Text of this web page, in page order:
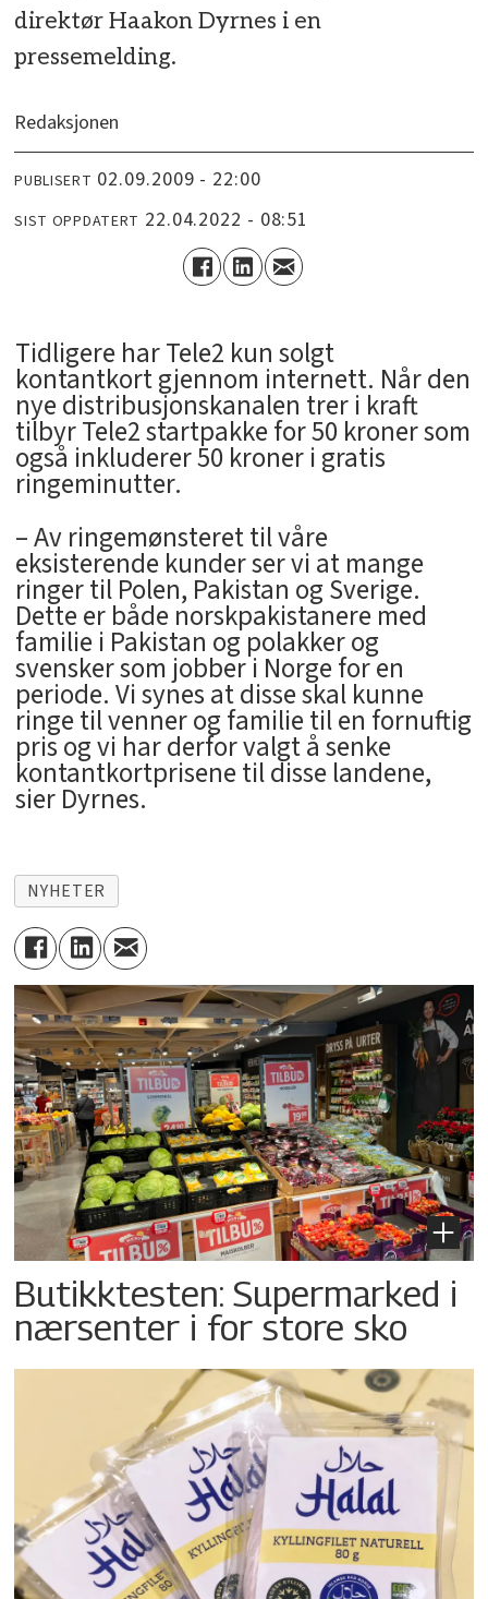
direktør Haakon Dyrnes i en
pressemelding.
Redaksjonen
PUBLISERT 02.09.2009 - 22:00
SIST OPPDATERT 22.04.2022 - 08:51
Tidligere har Tele2 kun solgt
kontantkort gjennom internett. Når den
nye distribusjonskanalen trer i kraft
tilbyr Tele2 startpakke for 50 kroner som
også inkluderer 50 kroner i gratis
ringeminutter.
– Av ringemønsteret til våre
eksisterende kunder ser vi at mange
ringer til Polen, Pakistan og Sverige.
Dette er både norskpakistanere med
familie i Pakistan og polakker og
svensker som jobber i Norge for en
periode. Vi synes at disse skal kunne
ringe til venner og familie til en fornuftig
pris og vi har derfor valgt å senke
kontantkortprisene til disse landene,
sier Dyrnes.
NYHETER
Butikktesten: Supermarked i
nærsenter i for store sko